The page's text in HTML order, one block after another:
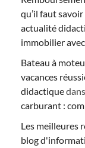
qu’il faut
actualité
immobilier
Bateau à
vacances
didactiquedans
carburant :
Les meilleures
blog